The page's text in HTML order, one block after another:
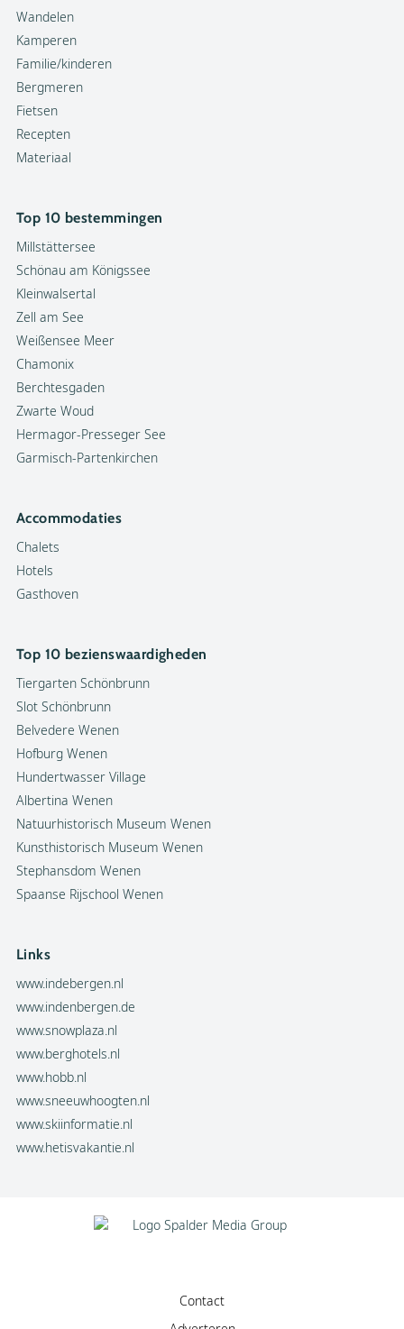
Wandelen
Kamperen
Familie/kinderen
Bergmeren
Fietsen
Recepten
Materiaal
Top 10 bestemmingen
Millstättersee
Schönau am Königssee
Kleinwalsertal
Zell am See
Weißensee Meer
Chamonix
Berchtesgaden
Zwarte Woud
Hermagor-Presseger See
Garmisch-Partenkirchen
Accommodaties
Chalets
Hotels
Gasthoven
Top 10 bezienswaardigheden
Tiergarten Schönbrunn
Slot Schönbrunn
Belvedere Wenen
Hofburg Wenen
Hundertwasser Village
Albertina Wenen
Natuurhistorisch Museum Wenen
Kunsthistorisch Museum Wenen
Stephansdom Wenen
Spaanse Rijschool Wenen
Links
www.indebergen.nl
www.indenbergen.de
www.snowplaza.nl
www.berghotels.nl
www.hobb.nl
www.sneeuwhoogten.nl
www.skiinformatie.nl
www.hetisvakantie.nl
Contact